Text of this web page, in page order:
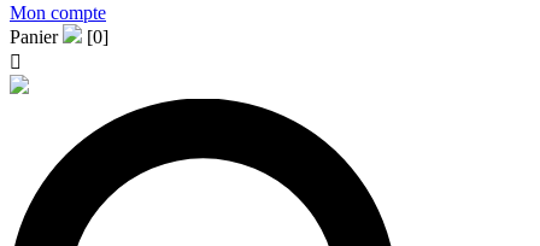
Mon compte
Panier
[0]
